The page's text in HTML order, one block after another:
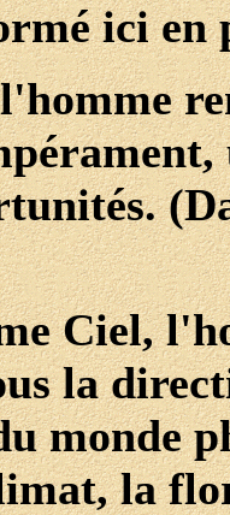
ici en
Ciel,
la
monde
la